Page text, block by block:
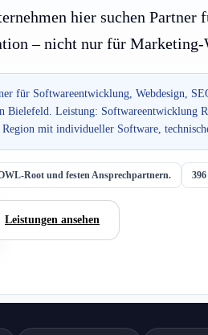
hier suchen Partner
– nicht nur für Marketing-
für Softwareentwicklung, Webdesign,
Bielefeld. Leistung: Softwareentwicklung
mit individueller Software,
Root und festen Ansprechpartnern.
Leistungen ansehen